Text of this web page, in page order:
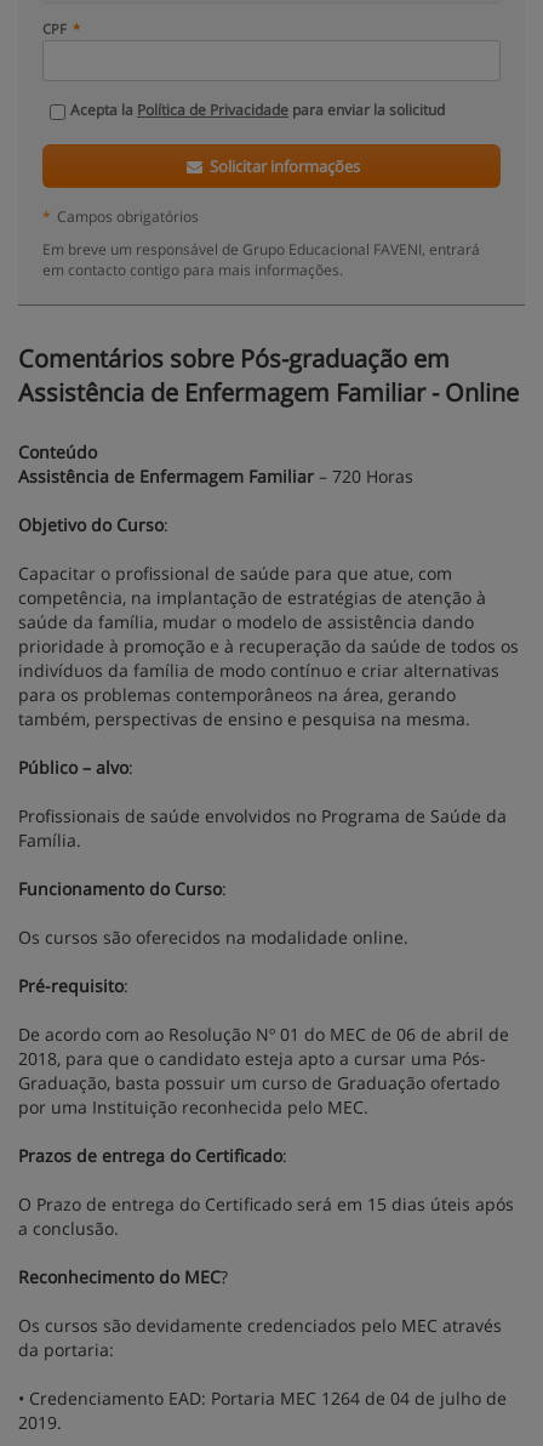
CPF
Acepta la Política de Privacidade para enviar la solicitud
Solicitar informações
* Campos obrigatórios
Em breve um responsável de Grupo Educacional FAVENI, entrará
em contacto contigo para mais informações.
Comentários sobre Pós-graduação em
Assistência de Enfermagem Familiar - Online
Conteúdo
Assistência de Enfermagem Familiar – 720 Horas
Objetivo do Curso:
Capacitar o profissional de saúde para que atue, com
competência, na implantação de estratégias de atenção à
saúde da família, mudar o modelo de assistência dando
prioridade à promoção e à recuperação da saúde de todos os
indivíduos da família de modo contínuo e criar alternativas
para os problemas contemporâneos na área, gerando
também, perspectivas de ensino e pesquisa na mesma.
Público – alvo:
Profissionais de saúde envolvidos no Programa de Saúde da
Família.
Funcionamento do Curso:
Os cursos são oferecidos na modalidade online.
Pré-requisito:
De acordo com ao Resolução Nº 01 do MEC de 06 de abril de
2018, para que o candidato esteja apto a cursar uma Pós-
Graduação, basta possuir um curso de Graduação ofertado
por uma Instituição reconhecida pelo MEC.
Prazos de entrega do Certificado:
O Prazo de entrega do Certificado será em 15 dias úteis após
a conclusão.
Reconhecimento do MEC?
Os cursos são devidamente credenciados pelo MEC através
da portaria:
• Credenciamento EAD: Portaria MEC 1264 de 04 de julho de
2019.